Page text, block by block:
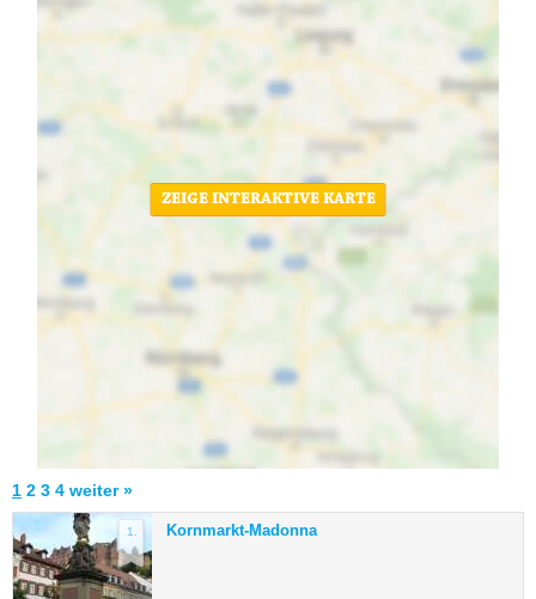
ZEIGE INTERAKTIVE KARTE
1 2 3 4 weiter »
1. Kornmarkt-Madonna